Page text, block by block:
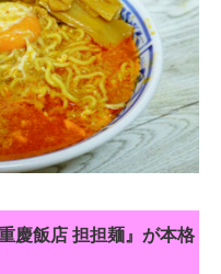
慶飯店 担担麺』が本格